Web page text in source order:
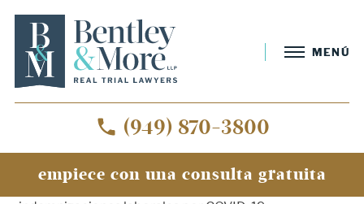
MENÚ
(949) 870-3800
empiece con una consulta gratuita
Inicio»Orange County: Abogado especializado en